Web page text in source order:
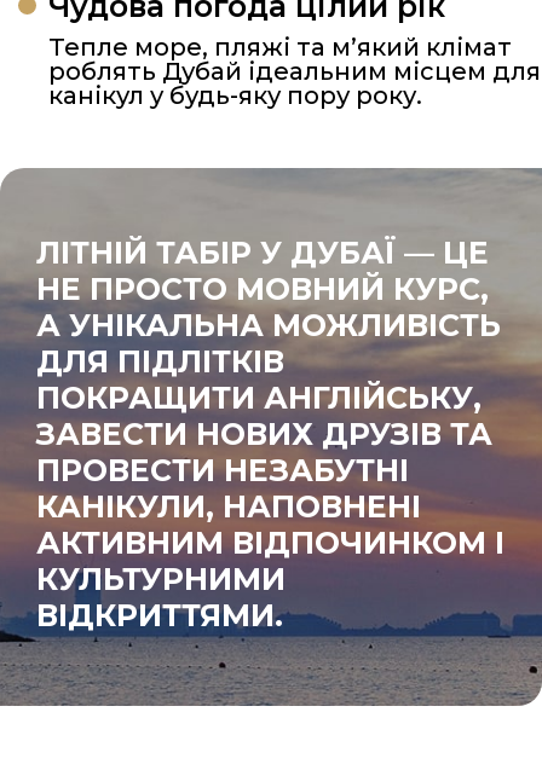
Тепле море, пляжі та м’який клімат
роблять Дубай ідеальним місцем для
канікул у будь-яку пору року.
ЛІТНІЙ ТАБІР У ДУБАЇ — ЦЕ
НЕ ПРОСТО МОВНИЙ КУРС,
А УНІКАЛЬНА МОЖЛИВІСТЬ
ДЛЯ ПІДЛІТКІВ
ПОКРАЩИТИ АНГЛІЙСЬКУ,
ЗАВЕСТИ НОВИХ ДРУЗІВ ТА
ПРОВЕСТИ НЕЗАБУТНІ
КАНІКУЛИ, НАПОВНЕНІ
АКТИВНИМ ВІДПОЧИНКОМ І
КУЛЬТУРНИМИ
ВІДКРИТТЯМИ.